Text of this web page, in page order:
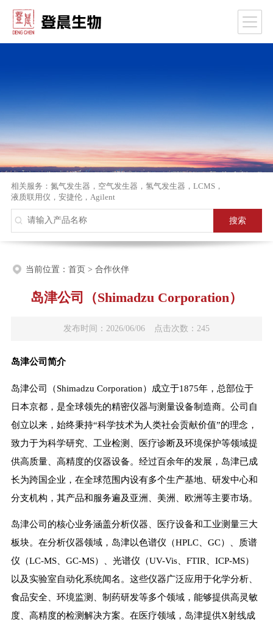
相关服务： 氮气发生器 ， 空气发生器 ， 氢气发生器 ， LCMS，
液质联用仪 ， 安捷伦， Agilent
当前位置： 首页> 合作伙伴
岛津公司（Shimadzu Corporation）
发布时间：2026/06/06 点击次数：245
岛津公司简介
岛津公司（Shimadzu Corporation）成立于1875年，总部位于
日本京都，是全球领先的精密仪器与测量设备制造商。公司自
创立以来，始终秉持“科学技术为人类社会贡献价值”的理念，
致力于为科学研究、工业检测、医疗诊断及环境保护等领域提
供高质量、高精度的仪器设备。经过百余年的发展，岛津已成
长为跨国企业，在全球范围内设有多个生产基地、研发中心和
分支机构，其产品和服务遍及亚洲、美洲、欧洲等主要市场。
岛津公司的核心业务涵盖分析仪器、医疗设备和工业测量三大
板块。在分析仪器领域，岛津以色谱仪（HPLC、GC）、质谱
仪（LC-MS、GC-MS）、光谱仪（UV-Vis、FTIR、ICP-MS）
以及实验室自动化系统闻名。这些仪器广泛应用于化学分析、
食品安全、环境监测、制药研发等多个领域，能够提供高灵敏
度、高精度的检测解决方案。在医疗领域，岛津提供X射线成